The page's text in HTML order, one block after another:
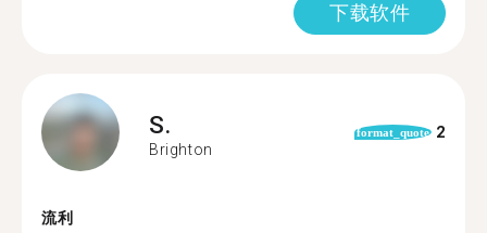
下载软件
S.
Brighton
format_quote 2
流利